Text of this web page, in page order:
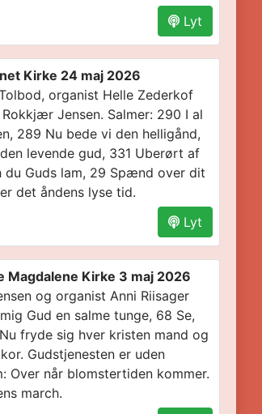
Lyt
Kirke 24 maj 2026
organist Helle Zederkof
Jensen. Salmer: 290 I al
289 Nu bede vi den helligånd,
levende gud, 331 Uberørt af
du Guds lam, 29 Spænd over dit
det åndens lyse tid.
Lyt
Magdalene Kirke 3 maj 2026
og organist Anni Riisager
Gud en salme tunge, 68 Se,
fryde sig hver kristen mand og
Gudstjenesten er uden
Over når blomstertiden kommer.
march.